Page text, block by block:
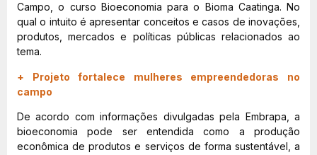
Campo, o curso Bioeconomia para o Bioma Caatinga. No
qual o intuito é apresentar conceitos e casos de inovações,
produtos, mercados e políticas públicas relacionados ao
tema.
+ Projeto fortalece mulheres empreendedoras no
campo
De acordo com informações divulgadas pela Embrapa, a
bioeconomia pode ser entendida como a produção
econômica de produtos e serviços de forma sustentável, a